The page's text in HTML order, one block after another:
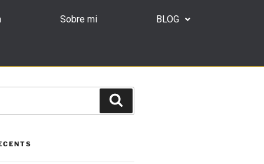
Sobre mi BLOG